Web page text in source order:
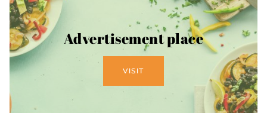
Advertisement place
VISIT